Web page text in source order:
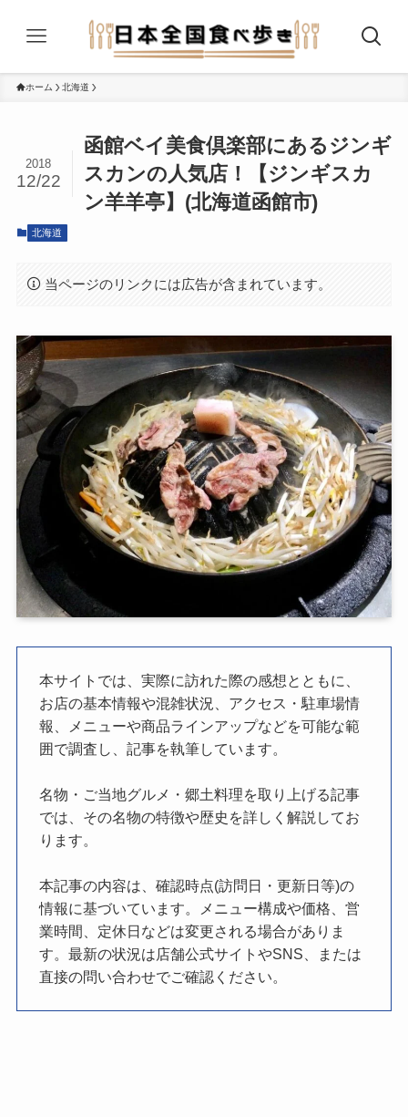
ホーム 北海道
函館ベイ美食倶楽部にあるジンギ
スカンの人気店！【ジンギスカ
ン羊羊亭】(北海道函館市)
2018
12/22
北海道
当ページのリンクには広告が含まれています。
本サイトでは、実際に訪れた際の感想とともに、
お店の基本情報や混雑状況、アクセス・駐車場情
報、メニューや商品ラインアップなどを可能な範
囲で調査し、記事を執筆しています。
名物・ご当地グルメ・郷土料理を取り上げる記事
では、その名物の特徴や歴史を詳しく解説してお
ります。
本記事の内容は、確認時点(訪問日・更新日等)の
情報に基づいています。メニュー構成や価格、営
業時間、定休日などは変更される場合がありま
す。最新の状況は店舗公式サイトやSNS、または
直接の問い合わせでご確認ください。